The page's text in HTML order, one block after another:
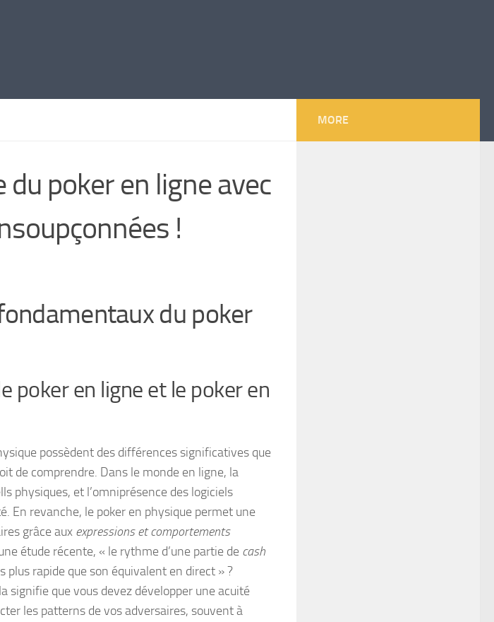
poker en ligne avec
!
du poker
poker en ligne et le poker en
possèdent des différences significatives que
de comprendre. Dans le monde en ligne, la
physiques, et l’omniprésence des logiciels
En revanche, le poker en physique permet une
grâce aux expressions et comportements
étude récente, « le rythme d’une partie de cash
rapide que son équivalent en direct » ?
signifie que vous devez développer une acuité
les patterns de vos adversaires, souvent à
MORE